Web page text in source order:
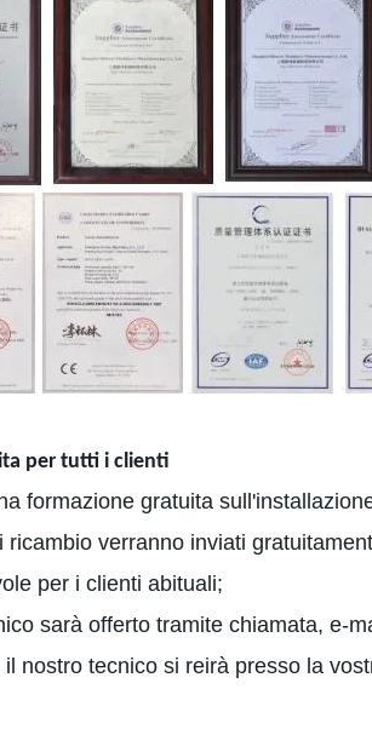
per tutti i clienti
formazione gratuita
ricambio verranno inviati
per i clienti abituali;
sarà offerto tramite chiamata, e-
nostro tecnico si reirà presso la